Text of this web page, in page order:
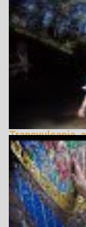
Transvulcania,
legszebb
150066 Nézetek